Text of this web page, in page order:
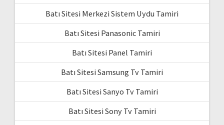
Batı Sitesi Merkezi Sistem Uydu Tamiri
Batı Sitesi Panasonic Tamiri
Batı Sitesi Panel Tamiri
Batı Sitesi Samsung Tv Tamiri
Batı Sitesi Sanyo Tv Tamiri
Batı Sitesi Sony Tv Tamiri